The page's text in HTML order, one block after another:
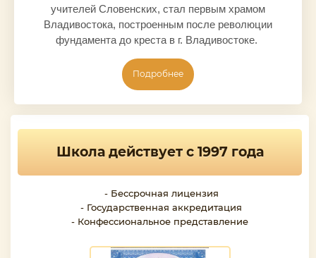
учителей Словенских, стал первым храмом
Владивостока, построенным после революции
фундамента до креста в г. Владивостоке.
Подробнее
Школа действует с 1997 года
- Бессрочная лицензия
- Государственная аккредитация
- Конфессиональное представление